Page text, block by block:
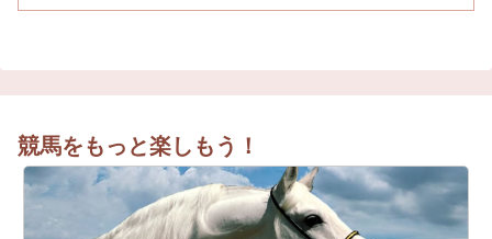
競馬をもっと楽しもう！